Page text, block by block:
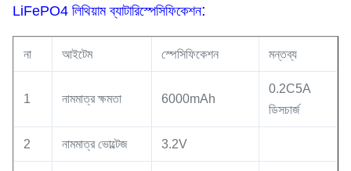
LiFePO4 লিথিয়াম ব্যাটারিস্পেসিফিকেশন:
না আইটেম স্পেসিফিকেশন মন্তব্য
1 নামমাত্র ক্ষমতা 6000mAh
0.2C5A
ডিসচার্জ
2 নামমাত্র ভোল্টেজ 3.2V